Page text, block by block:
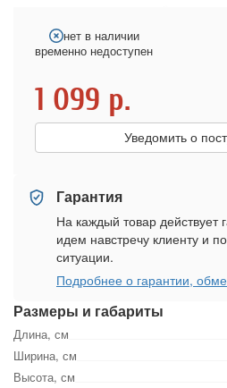
Размеры и габариты
Длина, см
Ширина, см
Высота, см
нет в наличии
временно недоступен
1 099 р.
Уведомить о
Гарантия
На каждый товар действует
идем навстречу клиенту и
ситуации.
Подробнее о гарантии,